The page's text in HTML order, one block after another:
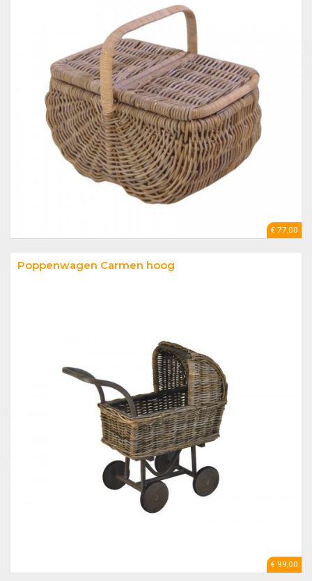
€ 77,00
Poppenwagen Carmen hoog
€ 99,00